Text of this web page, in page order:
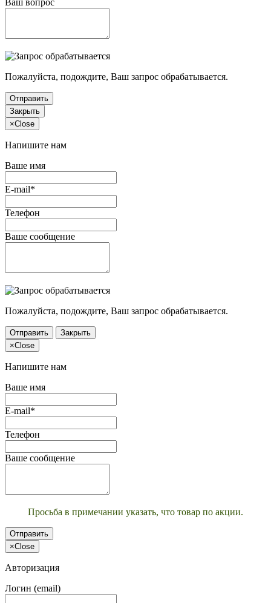
Пожалуйста, подождите, Ваш запрос обрабатывается.
Отправить
Закрыть
×Close
Напишите нам
Ваше имя
E-mail*
Телефон
Ваше сообщение
Пожалуйста, подождите, Ваш запрос обрабатывается.
Отправить
Закрыть
×Close
Напишите нам
Ваше имя
E-mail*
Телефон
Ваше сообщение
Просьба в примечании указать, что товар по акции.
Отправить
×Close
Авторизация
Логин (email)